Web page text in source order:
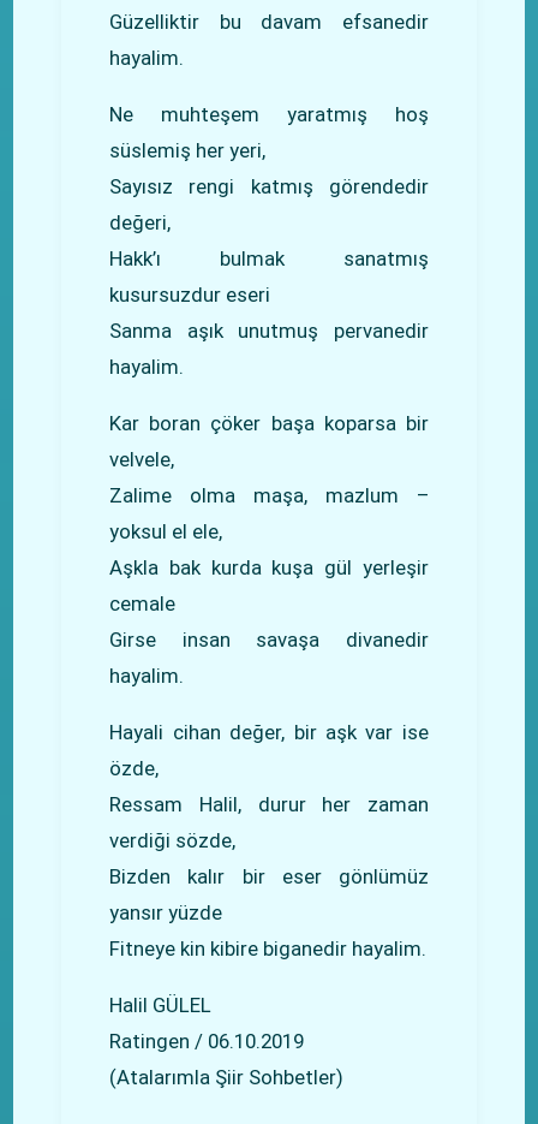
Güzelliktir bu davam efsanedir
hayalim.
Ne muhteşem yaratmış hoş
süslemiş her yeri,
Sayısız rengi katmış görendedir
değeri,
Hakk’ı bulmak sanatmış
kusursuzdur eseri
Sanma aşık unutmuş pervanedir
hayalim.
Kar boran çöker başa koparsa bir
velvele,
Zalime olma maşa, mazlum –
yoksul el ele,
Aşkla bak kurda kuşa gül yerleşir
cemale
Girse insan savaşa divanedir
hayalim.
Hayali cihan değer, bir aşk var ise
özde,
Ressam Halil, durur her zaman
verdiği sözde,
Bizden kalır bir eser gönlümüz
yansır yüzde
Fitneye kin kibire biganedir hayalim.
Halil GÜLEL
Ratingen / 06.10.2019
(Atalarımla Şiir Sohbetler)